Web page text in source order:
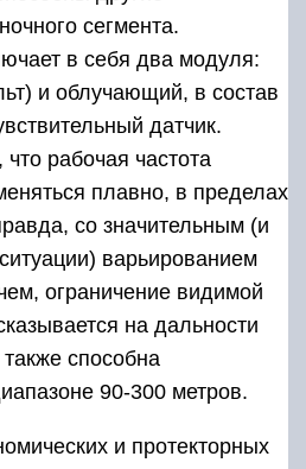
90-300 метров.
и протекторных
HOOK-7x
«запакован» в
и обладает степенью
7-дюймового
в формате 16:9,
точек. Имеется база
таких как оснастка
картами. Стоит такой
ввиду расширенных
способен оперативно
на приобретение.